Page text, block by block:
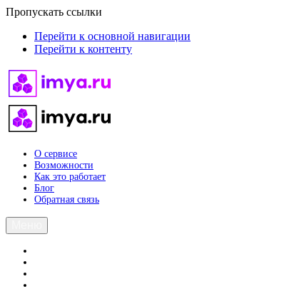
Пропускать ссылки
Перейти к основной навигации
Перейти к контенту
О сервисе
Возможности
Как это работает
Блог
Обратная связь